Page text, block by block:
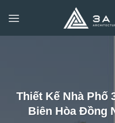
qua
Thiết Kế Nhà Phố
Biên Hòa Đồng